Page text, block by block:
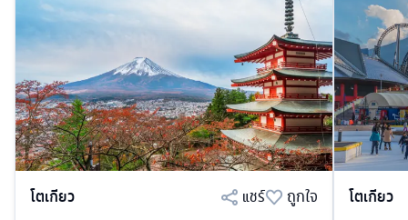
โตเกียว แชร์
ถูกใจ
โตเกียว